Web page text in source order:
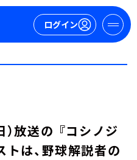
ログイン
）放送の 『コシノジ
トは、野球解説者の